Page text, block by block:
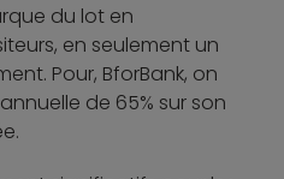
du lot en
en seulement un
Pour, BforBank, on
de 65% sur son